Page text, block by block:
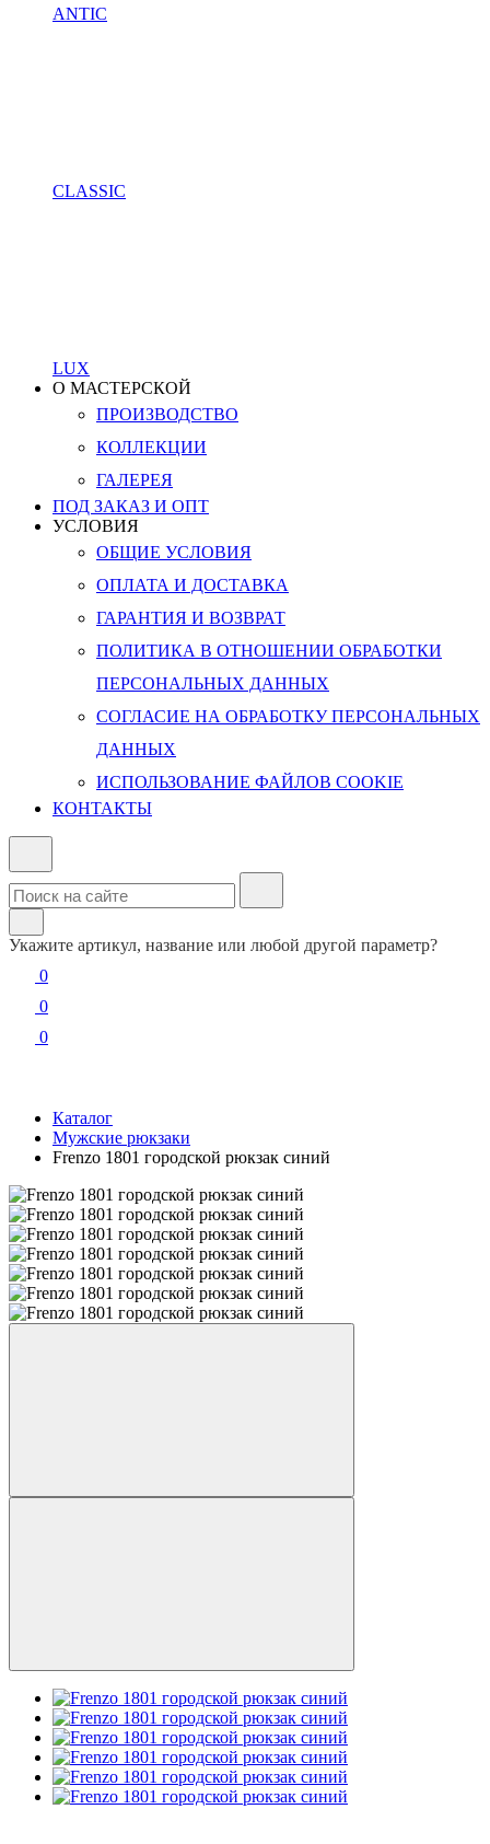
ANTIC
CLASSIC
LUX
О МАСТЕРСКОЙ
ПРОИЗВОДСТВО
КОЛЛЕКЦИИ
ГАЛЕРЕЯ
ПОД ЗАКАЗ И ОПТ
УСЛОВИЯ
ОБЩИЕ УСЛОВИЯ
ОПЛАТА И ДОСТАВКА
ГАРАНТИЯ И ВОЗВРАТ
ПОЛИТИКА В ОТНОШЕНИИ ОБРАБОТКИ
ПЕРСОНАЛЬНЫХ ДАННЫХ
СОГЛАСИЕ НА ОБРАБОТКУ ПЕРСОНАЛЬНЫХ
ДАННЫХ
ИСПОЛЬЗОВАНИЕ ФАЙЛОВ COOKIE
КОНТАКТЫ
Укажите артикул, название или любой другой параметр?
0
0
0
Каталог
Мужские рюкзаки
Frenzo 1801 городской рюкзак синий